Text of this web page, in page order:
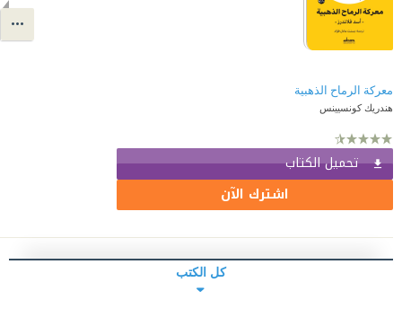
معركة الرماح الذهبية
هندريك كونسيينس
تحميل الكتاب
اشترك الآن
كل الكتب